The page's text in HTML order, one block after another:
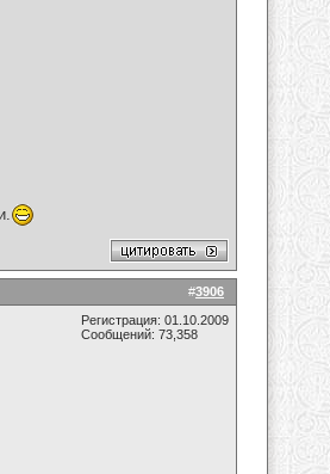
#3906
Регистрация: 01.10.2009
Сообщений: 73,358